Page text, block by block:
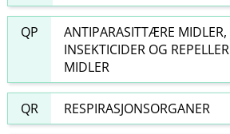
QP
ANTIPARASITTÆRE MIDLER,
INSEKTICIDER OG
MIDLER
QR RESPIRASJONSORGANER